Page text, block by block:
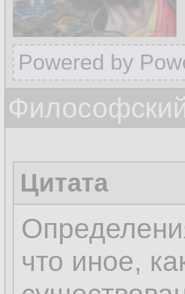
Powered by
Цитата
что иное,